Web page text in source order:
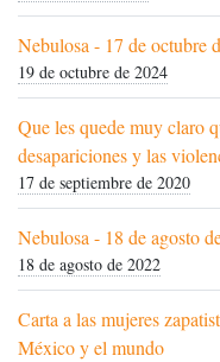
Nebulosa - 17 de octubre
19 de octubre de 2024
Que les quede muy claro
desapariciones y las
17 de septiembre de 2020
Nebulosa - 18 de agosto
18 de agosto de 2022
Carta a las mujeres
México y el mundo